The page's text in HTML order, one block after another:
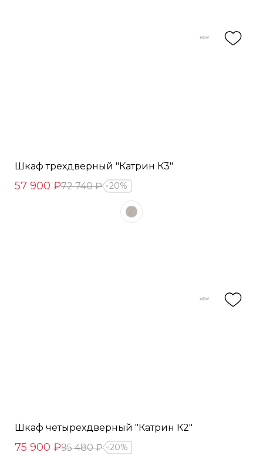
Шкаф трехдверный "Катрин К3"
57 900 ₽72 740 ₽ 20%
Шкаф четырехдверный "Катрин К2"
75 900 ₽95 480 ₽ 20%